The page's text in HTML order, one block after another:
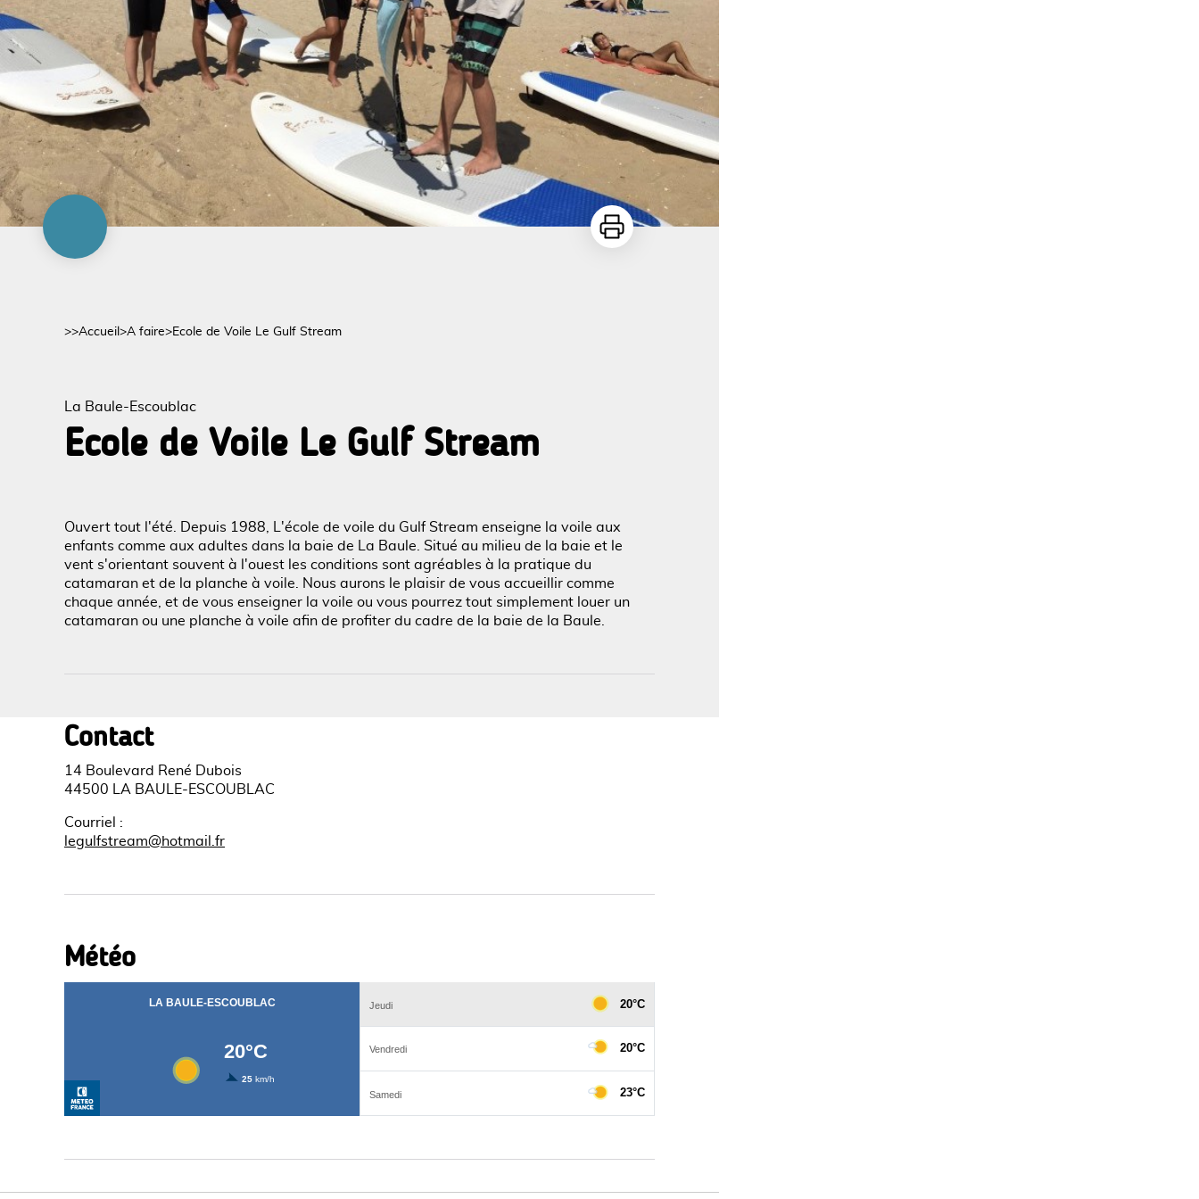
Imprimer
>>Accueil >A faire>Ecole de Voile Le Gulf Stream
La Baule-Escoublac
Ecole de Voile Le Gulf Stream
Ouvert tout l'été. Depuis 1988, L'école de voile du Gulf Stream enseigne la voile aux
enfants comme aux adultes dans la baie de La Baule. Situé au milieu de la baie et le
vent s'orientant souvent à l'ouest les conditions sont agréables à la pratique du
catamaran et de la planche à voile. Nous aurons le plaisir de vous accueillir comme
chaque année, et de vous enseigner la voile ou vous pourrez tout simplement louer un
catamaran ou une planche à voile afin de profiter du cadre de la baie de la Baule.
Contact
14 Boulevard René Dubois
44500 LA BAULE-ESCOUBLAC
Courriel
:
legulfstream@hotmail.fr
Météo